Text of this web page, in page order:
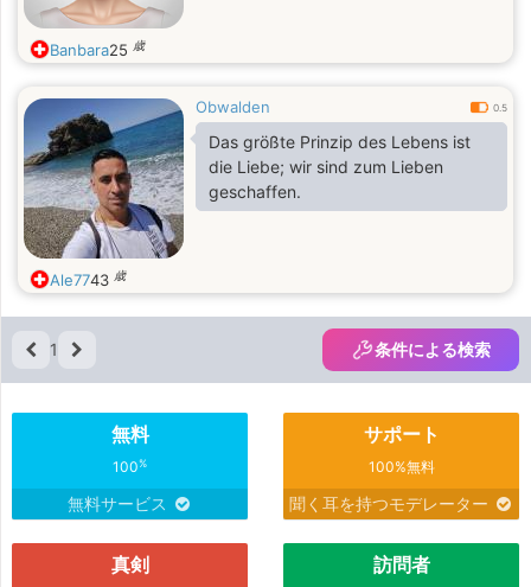
Banbara25 歳
Obwalden 0.5
Das größte Prinzip des Lebens ist
die Liebe; wir sind zum Lieben
geschaffen.
Ale7743 歳
1 条件による検索
無料
100%
無料サービス
サポート
100%無料
聞く耳を持つモデレーター
真剣 訪問者